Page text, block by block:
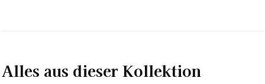
Alles aus dieser Kollektion